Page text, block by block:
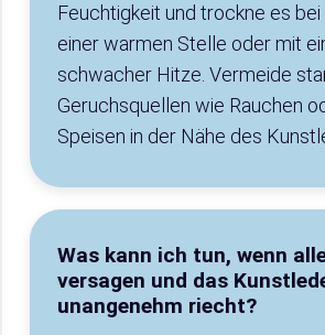
Feuchtigkeit und trockne es bei
einer warmen Stelle oder mit
schwacher Hitze. Vermeide
Geruchsquellen wie Rauchen
Speisen in der Nähe des
Was kann ich tun, wenn
versagen und das
unangenehm riecht?